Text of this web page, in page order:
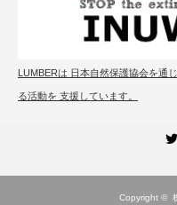
LUMBERは 日本自然保護協会を通
る活動を 支援しています。
Copyright ©